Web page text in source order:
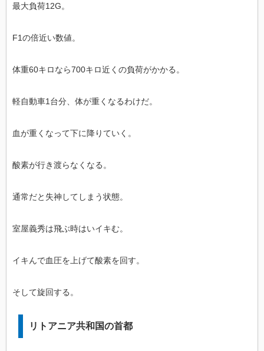
最大負荷12G。
F1の倍近い数値。
体重60キロなら700キロ近くの負荷がかかる。
軽自動車1台分、体が重くなるわけだ。
血が重くなって下に降りていく。
酸素が行き渡らなくなる。
通常だと失神してしまう状態。
室屋義秀は飛ぶ時はいイキむ。
イキんで血圧を上げて酸素を回す。
そして旋回する。
リトアニア共和国の首都